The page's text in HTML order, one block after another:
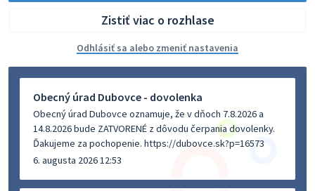
Zistiť viac o rozhlase
Odhlásiť sa alebo zmeniť nastavenia
Obecný úrad Dubovce - dovolenka
Obecný úrad Dubovce oznamuje, že v dňoch 7.8.2026 a
14.8.2026 bude ZATVORENÉ z dôvodu čerpania dovolenky.
Ďakujeme za pochopenie. https://dubovce.sk?p=16573
6. augusta 2026 12:53